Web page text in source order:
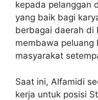
kepada pelanggan
yang baik bagi
berbagai daerah di
membawa peluang
masyarakat
Saat ini, Alfamidi
kerja untuk posisi